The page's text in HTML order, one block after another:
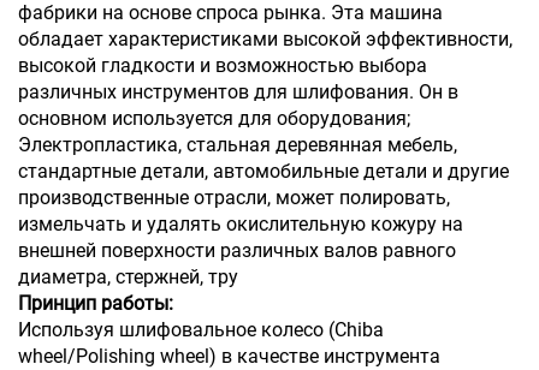
фабрики на основе спроса рынка. Эта машина
обладает характеристиками высокой эффективности,
высокой гладкости и возможностью выбора
различных инструментов для шлифования. Он в
основном используется для оборудования;
Электропластика, стальная деревянная мебель,
стандартные детали, автомобильные детали и другие
производственные отрасли, может полировать,
измельчать и удалять окислительную кожуру на
внешней поверхности различных валов равного
диаметра, стержней, тру
Принцип работы:
Используя шлифовальное колесо (Chiba
wheel/Polishing wheel) в качестве инструмента